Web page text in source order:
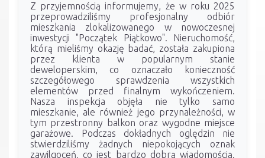
Z przyjemnością informujemy, że w roku 2025
przeprowadziliśmy profesjonalny odbiór
mieszkania zlokalizowanego w nowoczesnej
inwestycji "Początek Piątkowo". Nieruchomość,
którą mieliśmy okazję badać, została zakupiona
przez klienta w popularnym stanie
deweloperskim, co oznaczało konieczność
szczegółowego sprawdzenia wszystkich
elementów przed finalnym wykończeniem.
Nasza inspekcja objęła nie tylko samo
mieszkanie, ale również jego przynależności, w
tym przestronny balkon oraz wygodne miejsce
garażowe. Podczas dokładnych oględzin nie
stwierdziliśmy żadnych niepokojących oznak
zawilgoceń, co jest bardzo dobrą wiadomością.